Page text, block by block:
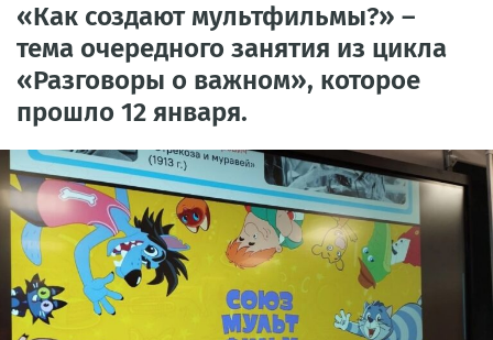
«Как создают мультфильмы?» –
тема очередного занятия из цикла
«Разговоры о важном», которое
прошло 12 января.